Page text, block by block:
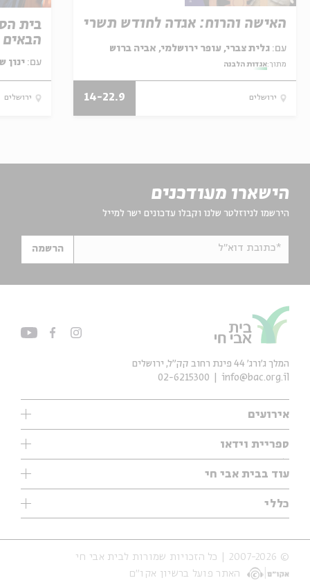
האישה והרוח: אגדה לחודש תשרי
עם:
מתוך:אגדות הלבנה
ירושלים 14-22.9
בית
עם: ינון
ירושלים
הישארו מעודכנים
הירשמו לניוזלטר שלנו וקבלו עדכונים ישר למייל
*כתובת דוא"ל הרשמה
אירועים
עיון
אנגלית
נוער
סדרות
אירועי עבר
אירועים בירושלים
ספריית וידאו
ילדים
מוזיקה
עיון
מיוחדים
עוד בבית אבי חי
תערוכות
מיוחדים
כללי
אודות
הצהרת נגישות
תנאי שימוש והצהרת פרטיות
המלך ג'ורג' 44 פינת רחוב קק״ל, ירושלים
info@bac.org.il
02-6215300
© 2007-2026 | כל הזכויות שמורות לבית אבי חי
האתר פועל ברשיון אקו״ם